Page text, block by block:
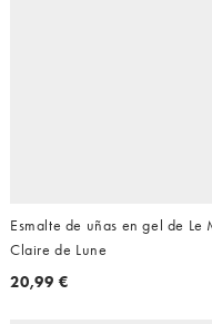
Esmalte de uñas en gel de
Claire de Lune
20,99 €